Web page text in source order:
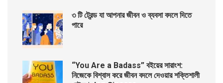
৩ টি ট্রেন্ড যা আপনার জীবন ও ব্যবসা বদলে দিতে
পারে
“You Are a Badass” বইয়ের সারাংশ:
নিজেকে বিশ্বাস করে জীবন বদলে দেওয়ার শক্তিশালী